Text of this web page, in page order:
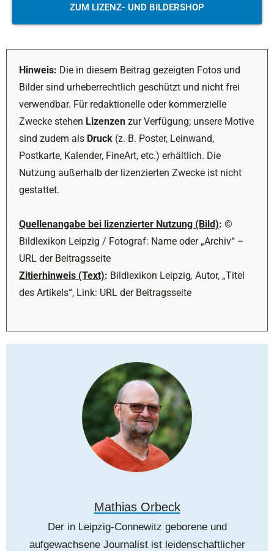
ZUM LIZENZ- UND BILDERSHOP
Hinweis: Die in diesem Beitrag gezeigten Fotos und
Bilder sind urheberrechtlich geschützt und nicht frei
verwendbar. Für redaktionelle oder kommerzielle
Zwecke stehen Lizenzen zur Verfügung; unsere Motive
sind zudem als Druck (z. B. Poster, Leinwand,
Postkarte, Kalender, FineArt, etc.) erhältlich. Die
Nutzung außerhalb der lizenzierten Zwecke ist nicht
gestattet.
Quellenangabe bei lizenzierter Nutzung (Bild): ©
Bildlexikon Leipzig / Fotograf: Name oder „Archiv“ –
URL der Beitragsseite
Zitierhinweis (Text): Bildlexikon Leipzig, Autor, „Titel
des Artikels“, Link: URL der Beitragsseite
Mathias Orbeck
Der in Leipzig-Connewitz geborene und
aufgewachsene Journalist ist leidenschaftlicher